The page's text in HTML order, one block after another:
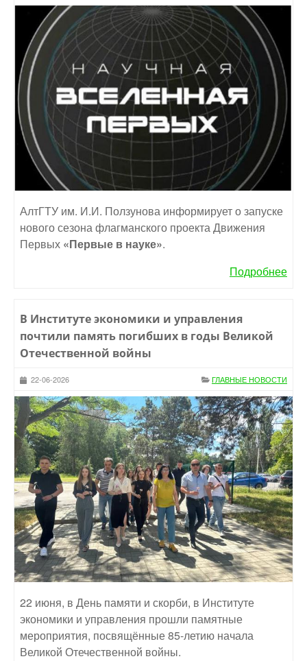
АлтГТУ им. И.И. Ползунова информирует о запуске
нового сезона флагманского проекта Движения
Первых «Первые в науке».
Подробнее
В Институте экономики и управления
почтили память погибших в годы Великой
Отечественной войны
22-06-2026 ГЛАВНЫЕ НОВОСТИ
22 июня, в День памяти и скорби, в Институте
экономики и управления прошли памятные
мероприятия, посвящённые 85-летию начала
Великой Отечественной войны.